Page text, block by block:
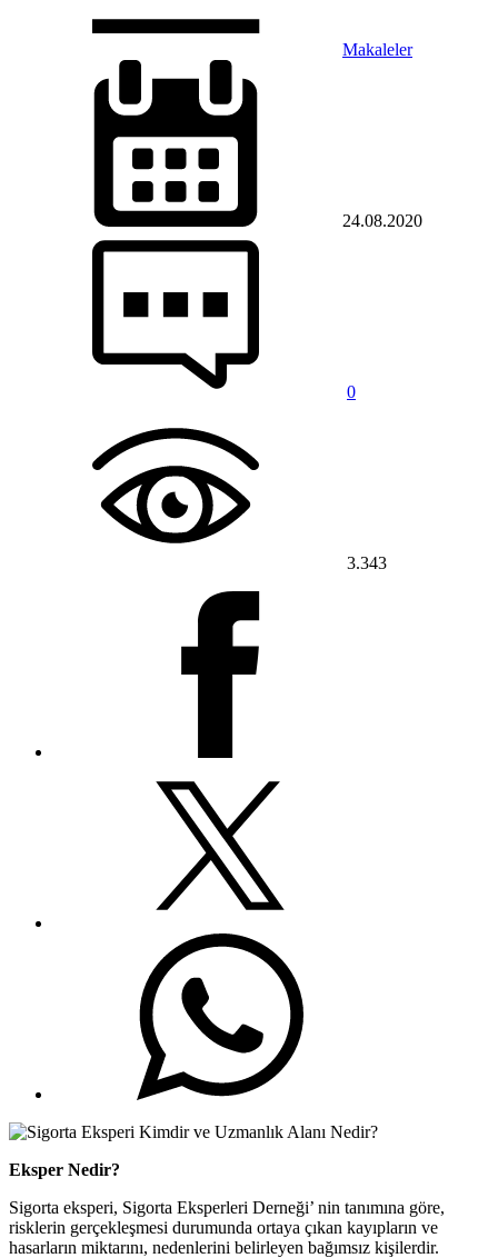
Makaleler
24.08.2020
0
3.343
Eksper Nedir?
Sigorta eksperi, Sigorta Eksperleri Derneği’ nin tanımına göre,
risklerin gerçekleşmesi durumunda ortaya çıkan kayıpların ve
hasarların miktarını, nedenlerini belirleyen bağımsız kişilerdir.